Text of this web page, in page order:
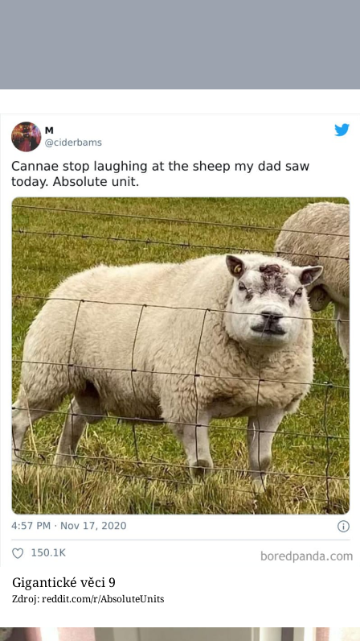
Gigantické věci 9
Zdroj: reddit.com/r/AbsoluteUnits